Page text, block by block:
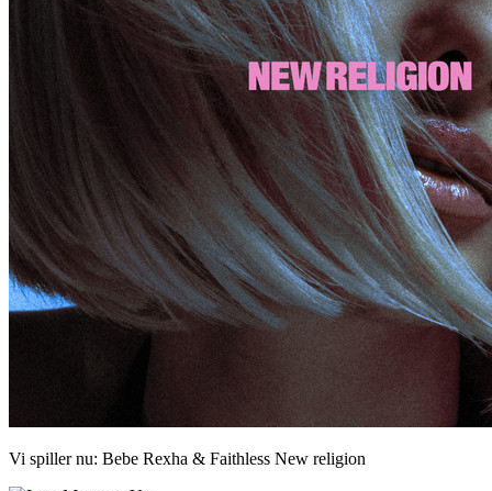
Vi spiller nu: Bebe Rexha & Faithless New religion